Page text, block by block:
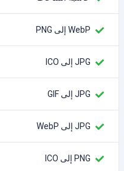
WebP إلى PNG
JPG إلى ICO
JPG إلى GIF
JPG إلى WebP
PNG إلى ICO